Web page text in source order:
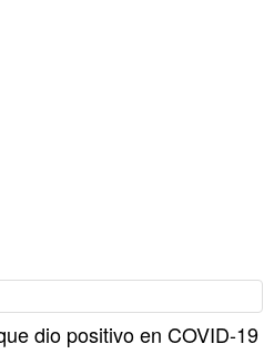
dio positivo en COVID-19